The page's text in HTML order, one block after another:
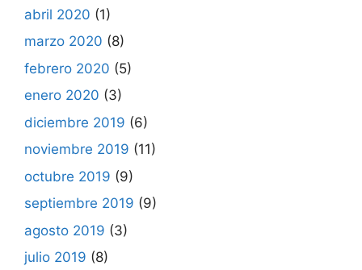
abril 2020 (1)
marzo 2020 (8)
febrero 2020 (5)
enero 2020 (3)
diciembre 2019 (6)
noviembre 2019 (11)
octubre 2019 (9)
septiembre 2019 (9)
agosto 2019 (3)
julio 2019 (8)